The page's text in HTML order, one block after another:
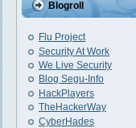
Blogroll
Flu Project
Security At Work
We Live Security
Blog Segu-Info
HackPlayers
TheHackerWay
CyberHades